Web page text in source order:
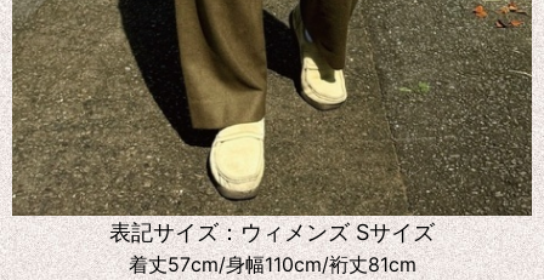
表記サイズ：ウィメンズ Sサイズ
着丈57cm/身幅110cm/裄丈81cm